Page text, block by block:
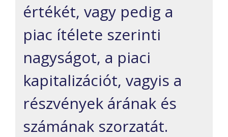
értékét, vagy pedig a
piac ítélete szerinti
nagyságot, a piaci
kapitalizációt, vagyis a
részvények árának és
számának szorzatát.